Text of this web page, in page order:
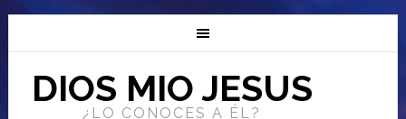
DIOS MIO JESUS
¿LO CONOCES A ÉL?